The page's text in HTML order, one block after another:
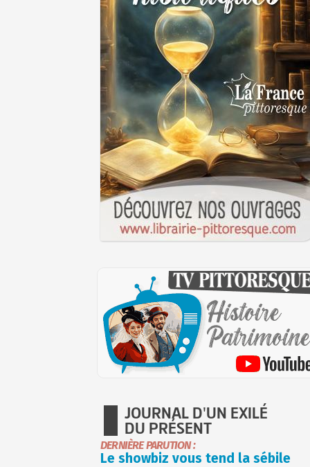
JOURNAL D'UN EXILÉ
DU PRÉSENT
DERNIÈRE PARUTION :
Le showbiz vous tend la sébile